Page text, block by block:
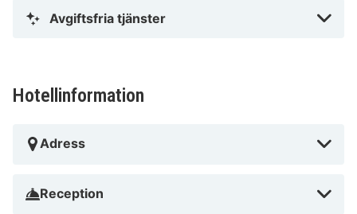
Avgiftsfria tjänster
Hotellinformation
Adress
Reception